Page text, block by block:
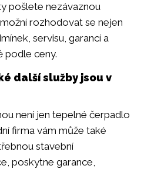
pošlete nezávaznou
rozhodovat se nejen
servisu, garancí a
podle ceny.
další služby jsou v
není jen tepelné čerpadlo
firma vám může také
stavební
poskytne garance,